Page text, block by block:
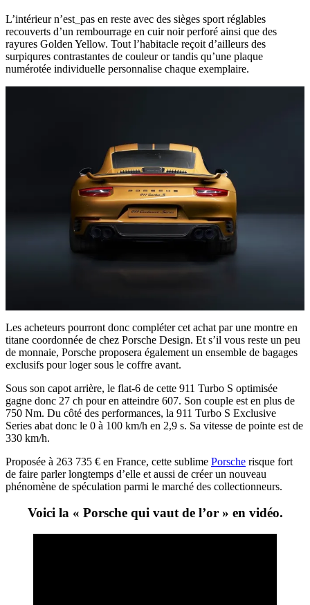
L’intérieur n’est_pas en reste avec des sièges sport réglables
recouverts d’un rembourrage en cuir noir perforé ainsi que des
rayures Golden Yellow. Tout l’habitacle reçoit d’ailleurs des
surpiqures contrastantes de couleur or tandis qu’une plaque
numérotée individuelle personnalise chaque exemplaire.
Les acheteurs pourront donc compléter cet achat par une montre en
titane coordonnée de chez Porsche Design. Et s’il vous reste un peu
de monnaie, Porsche proposera également un ensemble de bagages
exclusifs pour loger sous le coffre avant.
Sous son capot arrière, le flat-6 de cette 911 Turbo S optimisée
gagne donc 27 ch pour en atteindre 607. Son couple est en plus de
750 Nm. Du côté des performances, la 911 Turbo S Exclusive
Series abat donc le 0 à 100 km/h en 2,9 s. Sa vitesse de pointe est de
330 km/h.
Proposée à 263 735 € en France, cette sublime Porsche risque fort
de faire parler longtemps d’elle et aussi de créer un nouveau
phénomène de spéculation parmi le marché des collectionneurs.
Voici la « Porsche qui vaut de l’or » en vidéo.